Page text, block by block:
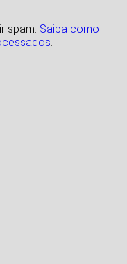
spam. Saiba como
.